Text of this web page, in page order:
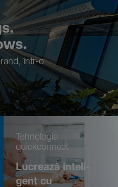
într-o
Tehno­logia
quickconnect
Lucrează inte­li­
gent cu